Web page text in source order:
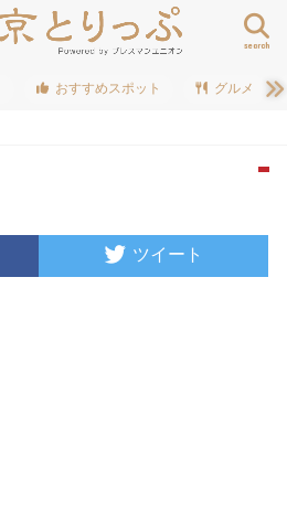
search
おすすめスポット グルメ
ツイート